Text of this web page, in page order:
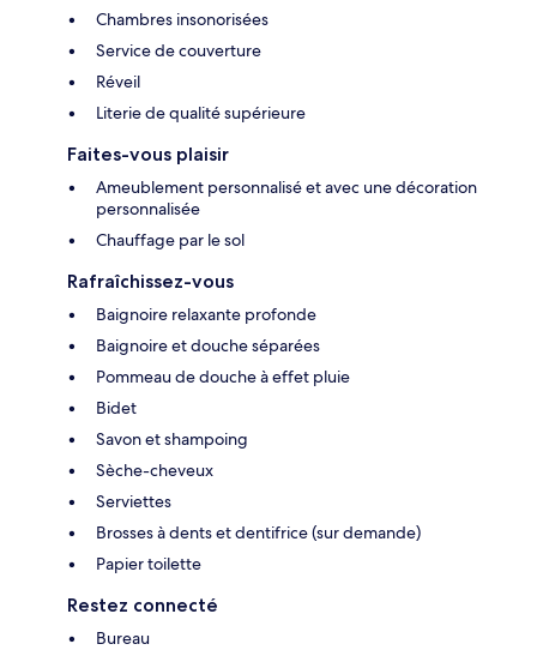
Chambres insonorisées
Service de couverture
Réveil
Literie de qualité supérieure
Faites-vous plaisir
Ameublement personnalisé et avec une décoration
personnalisée
Chauffage par le sol
Rafraîchissez-vous
Baignoire relaxante profonde
Baignoire et douche séparées
Pommeau de douche à effet pluie
Bidet
Savon et shampoing
Sèche-cheveux
Serviettes
Brosses à dents et dentifrice (sur demande)
Papier toilette
Restez connecté
Bureau